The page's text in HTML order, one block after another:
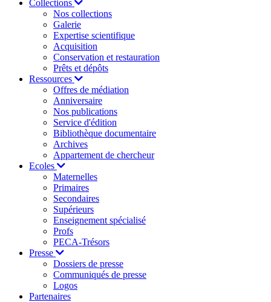
Collections
Nos collections
Galerie
Expertise scientifique
Acquisition
Conservation et restauration
Prêts et dépôts
Ressources
Offres de médiation
Anniversaire
Nos publications
Service d'édition
Bibliothèque documentaire
Archives
Appartement de chercheur
Ecoles
Maternelles
Primaires
Secondaires
Supérieurs
Enseignement spécialisé
Profs
PECA-Trésors
Presse
Dossiers de presse
Communiqués de presse
Logos
Partenaires